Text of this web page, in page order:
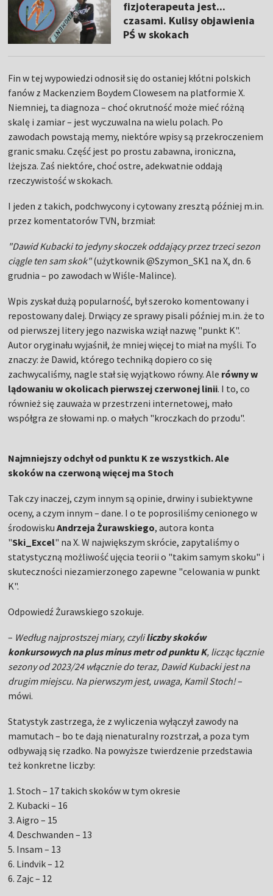
fizjoterapeuta jest...
czasami. Kulisy objawienia
PŚ w skokach
Fin w tej wypowiedzi odnosił się do ostaniej kłótni polskich
fanów z Mackenziem Boydem Clowesem na platformie X.
Niemniej, ta diagnoza – choć okrutność może mieć różną
skalę i zamiar – jest wyczuwalna na wielu polach. Po
zawodach powstają memy, niektóre wpisy są przekroczeniem
granic smaku. Część jest po prostu zabawna, ironiczna,
lżejsza. Zaś niektóre, choć ostre, adekwatnie oddają
rzeczywistość w skokach.
I jeden z takich, podchwycony i cytowany zresztą później m.in.
przez komentatorów TVN, brzmiał:
"Dawid Kubacki to jedyny skoczek oddający przez trzeci sezon
ciągle ten sam skok"(użytkownik @Szymon_SK1 na X, dn. 6
grudnia – po zawodach w Wiśle-Malince).
Wpis zyskał dużą popularność, był szeroko komentowany i
repostowany dalej. Drwiący ze sprawy pisali później m.in. że to
od pierwszej litery jego nazwiska wziął nazwę "punkt K".
Autor oryginału wyjaśnił, że mniej więcej to miał na myśli. To
znaczy: że Dawid, którego techniką dopiero co się
zachwycaliśmy, nagle stał się wyjątkowo równy. Ale równy w
lądowaniu w okolicach pierwszej czerwonej linii. I to, co
również się zauważa w przestrzeni internetowej, mało
współgra ze słowami np. o małych "kroczkach do przodu".
Najmniejszy odchył od punktu K ze wszystkich. Ale
skoków na czerwoną więcej ma Stoch
Tak czy inaczej, czym innym są opinie, drwiny i subiektywne
oceny, a czym innym – dane. I o te poprosiliśmy cenionego w
środowiskuAndrzeja Żurawskiego, autora konta
"Ski_Excel" na X. W największym skrócie, zapytaliśmy o
statystyczną możliwość ujęcia teorii o "takim samym skoku" i
skuteczności niezamierzonego zapewne "celowania w punkt
K".
Odpowiedź Żurawskiego szokuje.
– Według najprostszej miary, czyliliczby skoków
konkursowych na plus minus metr od punktu K, licząc łącznie
sezony od 2023/24 włącznie do teraz, Dawid Kubacki jest na
drugim miejscu. Na pierwszym jest, uwaga, Kamil Stoch!–
mówi.
Statystyk zastrzega, że z wyliczenia wyłączył zawody na
mamutach – bo te dają nienaturalny rozstrzał, a poza tym
odbywają się rzadko. Na powyższe twierdzenie przedstawia
też konkretne liczby:
1. Stoch – 17 takich skoków w tym okresie
2. Kubacki – 16
3. Aigro – 15
4. Deschwanden – 13
5. Insam – 13
6. Lindvik – 12
6. Zajc – 12